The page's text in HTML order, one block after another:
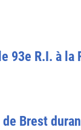
93e R.I. à
Brest